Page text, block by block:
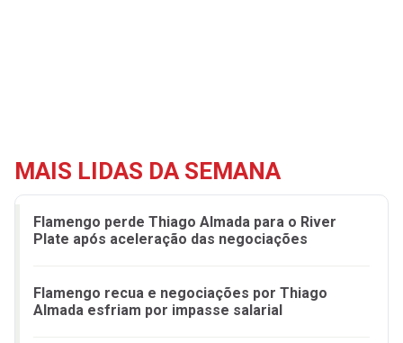
MAIS LIDAS DA SEMANA
Flamengo perde Thiago Almada para o River
Plate após aceleração das negociações
Flamengo recua e negociações por Thiago
Almada esfriam por impasse salarial